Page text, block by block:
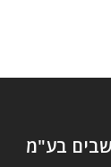
בע"מ